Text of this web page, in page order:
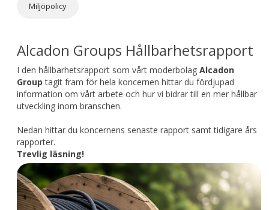
Miljöpolicy
Alcadon Groups Hållbarhetsrapport
I den hållbarhetsrapport som vårt moderbolag Alcadon
Group tagit fram för hela koncernen hittar du fördjupad
information om vårt arbete och hur vi bidrar till en mer hållbar
utveckling inom branschen.
Nedan hittar du koncernens senaste rapport samt tidigare års
rapporter.
Trevlig läsning!